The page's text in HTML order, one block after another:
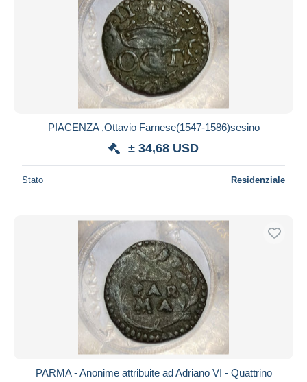
PIACENZA ,Ottavio Farnese(1547-1586)sesino
± 34,68 USD
Stato Residenziale
PARMA - Anonime attribuite ad Adriano VI - Quattrino